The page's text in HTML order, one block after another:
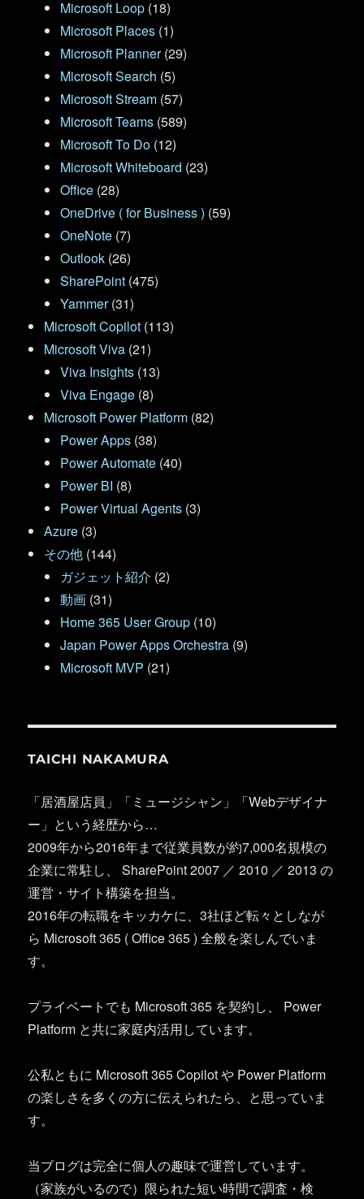
Microsoft Loop (18)
Microsoft Places (1)
Microsoft Planner(29)
Microsoft Search (5)
Microsoft Stream (57)
Microsoft Teams (589)
Microsoft To Do (12)
Microsoft Whiteboard (23)
Office (28)
OneDrive ( for Business ) (59)
OneNote (7)
Outlook (26)
SharePoint (475)
Yammer(31)
Microsoft Copilot (113)
Microsoft Viva (21)
Viva Insights (13)
Viva Engage (8)
Microsoft Power Platform (82)
Power Apps (38)
Power Automate (40)
Power BI (8)
Power Virtual Agents (3)
Azure (3)
その他 (144)
ガジェット紹介 (2)
動画 (31)
Home 365 User Group (10)
Japan Power Apps Orchestra (9)
Microsoft MVP (21)
TAICHI NAKAMURA
「居酒屋店員」「ミュージシャン」「Webデザイナ
ー」という経歴から…
2009年から2016年まで従業員数が約7,000名規模の
企業に常駐し、 SharePoint 2007 ／ 2010 ／ 2013 の
運営・サイト構築を担当。
2016年の転職をキッカケに、3社ほど転々としなが
ら Microsoft 365 ( Office 365 ) 全般を楽しんでいま
す。
プライベートでも Microsoft 365 を契約し、 Power
Platform と共に家庭内活用しています。
公私ともに Microsoft 365 Copilot や Power Platform
の楽しさを多くの方に伝えられたら、と思っていま
す。
当ブログは完全に個人の趣味で運営しています。
（家族がいるので）限られた短い時間で調査・検